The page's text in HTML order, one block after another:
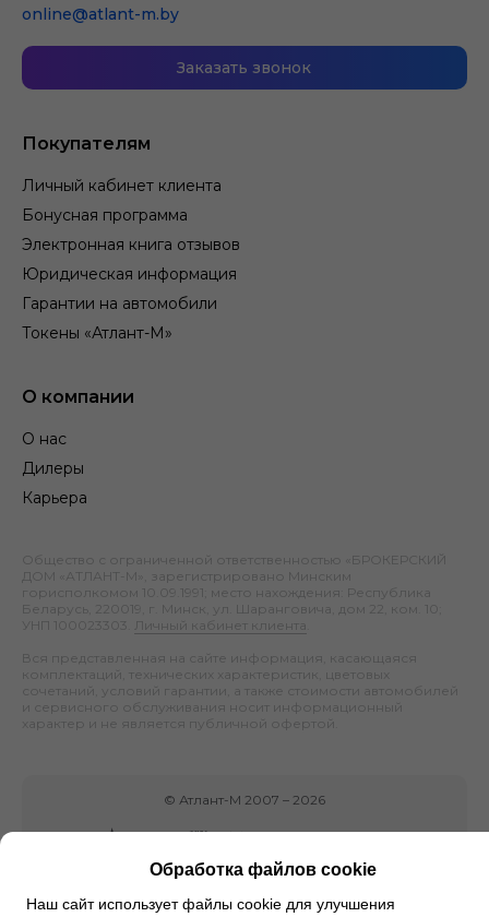
Покупателям
Личный кабинет клиента
Бонусная программа
Электронная книга отзывов
Юридическая информация
Гарантии на автомобили
Токены «Атлант-М»
О компании
О нас
Дилеры
Карьера
online@atlant-m.by
Заказать звонок
Общество с ограниченной ответственностью «БРОКЕРСКИЙ
ДОМ «АТЛАНТ-М», зарегистрировано Минским
горисполкомом 10.09.1991; место нахождения: Республика
Беларусь, 220019, г. Минск, ул. Шаранговича, дом 22, ком. 10;
УНП 100023303.
Личный кабинет клиента
Вся представленная на сайте информация, касающаяся
комплектаций, технических характеристик, цветовых
сочетаний, условий гарантии, а также стоимости автомобилей
и сервисного обслуживания носит информационный
характер и не является публичной офертой.
© Атлант-М 2007 – 2026
Обработка файлов cookie
Наш сайт использует файлы cookie для улучшения